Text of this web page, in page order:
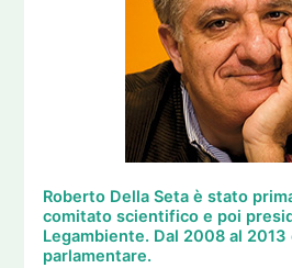
Roberto Della Seta è stato
comitato scientifico e poi
Legambiente. Dal 2008 al
parlamentare.